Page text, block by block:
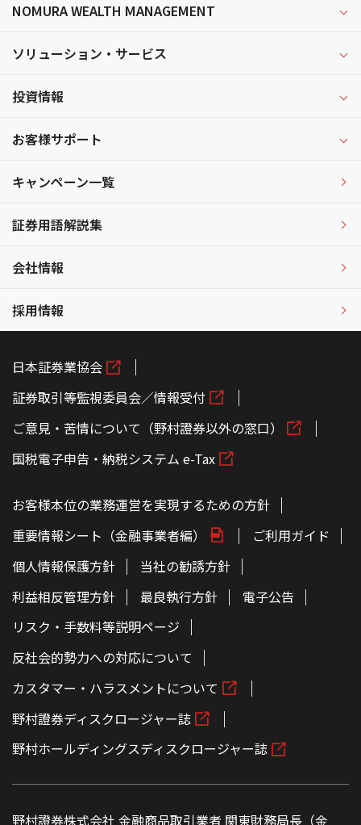
NOMURA WEALTH MANAGEMENT
ソリューション・サービス
投資情報
お客様サポート
キャンペーン一覧
証券用語解説集
会社情報
採用情報
日本証券業協会
証券取引等監視委員会／情報受付
ご意見・苦情について（野村證券以外の窓口）
国税電子申告・納税システム e-Tax
お客様本位の業務運営を実現するための方針
重要情報シート（金融事業者編）
ご利用ガイド
個人情報保護方針
当社の勧誘方針
利益相反管理方針
最良執行方針
電子公告
リスク・手数料等説明ページ
反社会的勢力への対応について
カスタマー・ハラスメントについて
野村證券ディスクロージャー誌
野村ホールディングスディスクロージャー誌
野村證券株式会社 金融商品取引業者 関東財務局長（金